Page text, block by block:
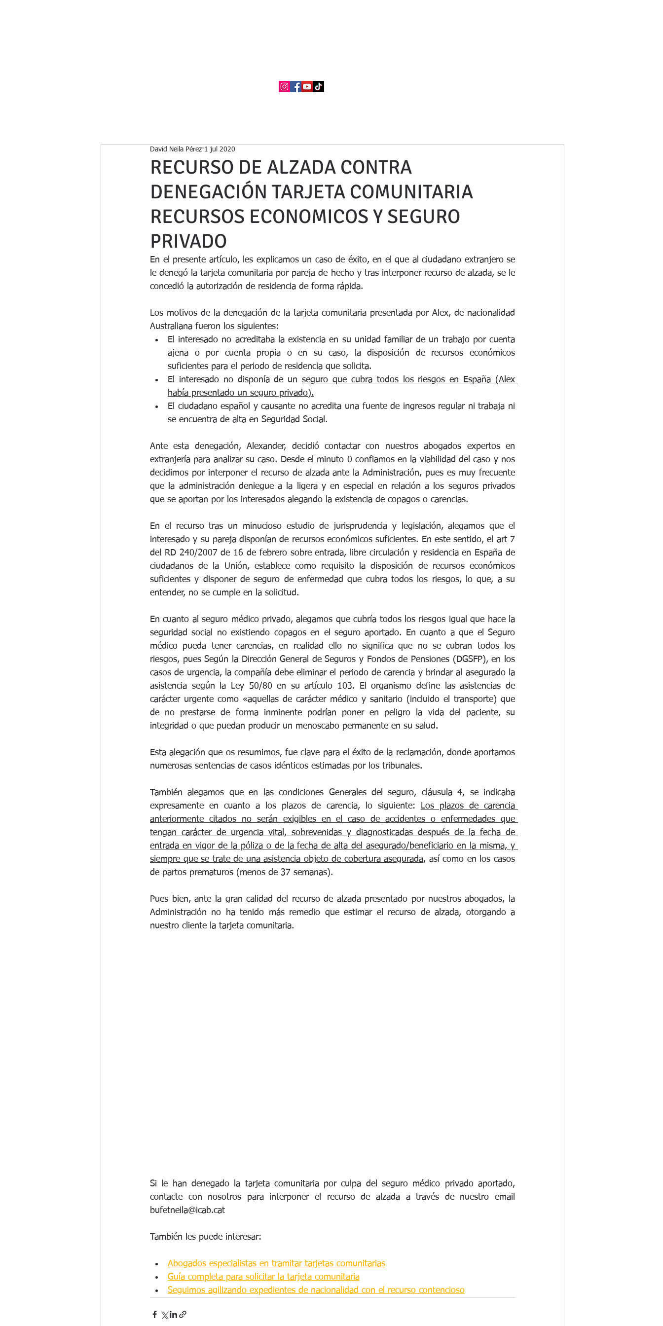
RECURSO DE ALZADA CONTRA
DENEGACIÓN TARJETA COMUNITARIA
RECURSOS ECONOMICOS Y SEGURO
PRIVADO
David Neila Pérez 1 jul 2020
En el presente artículo, les explicamos un caso de éxito, en el que al ciudadano extranjero se
le denegó la tarjeta comunitaria por pareja de hecho y tras interponer recurso de alzada, se le
concedió la autorización de residencia de forma rápida.
Los motivos de la denegación de la tarjeta comunitaria presentada por Alex, de nacionalidad
Australiana fueron los siguientes:
El interesado no acreditaba la existencia en su unidad familiar de un trabajo por cuenta
ajena o por cuenta propia o en su caso, la disposición de recursos económicos
suficientes para el periodo de residencia que solicita.
El interesado no disponía de un seguro que cubra todos los riesgos en España (Alex
había presentado un seguro privado).
El ciudadano español y causante no acredita una fuente de ingresos regular ni trabaja ni
se encuentra de alta en Seguridad Social.
Ante esta denegación, Alexander, decidió contactar con nuestros abogados expertos en
extranjería para analizar su caso. Desde el minuto 0 confiamos en la viabilidad del caso y nos
decidimos por interponer el recurso de alzada ante la Administración, pues es muy frecuente
que la administración deniegue a la ligera y en especial en relación a los seguros privados
que se aportan por los interesados alegando la existencia de copagos o carencias.
En el recurso tras un minucioso estudio de jurisprudencia y legislación, alegamos que el
interesado y su pareja disponían de recursos económicos suficientes. En este sentido, el art 7
del RD 240/2007 de 16 de febrero sobre entrada, libre circulación y residencia en España de
ciudadanos de la Unión, establece como requisito la disposición de recursos económicos
suficientes y disponer de seguro de enfermedad que cubra todos los riesgos, lo que, a su
entender, no se cumple en la solicitud.
En cuanto al seguro médico privado, alegamos que cubría todos los riesgos igual que hace la
seguridad social no existiendo copagos en el seguro aportado. En cuanto a que el Seguro
médico pueda tener carencias, en realidad ello no significa que no se cubran todos los
riesgos, pues Según la Dirección General de Seguros y Fondos de Pensiones (DGSFP), en los
casos de urgencia, la compañía debe eliminar el periodo de carencia y brindar al asegurado la
asistencia según la Ley 50/80 en su artículo 103. El organismo define las asistencias de
carácter urgente como «aquellas de carácter médico y sanitario (incluido el transporte) que
de no prestarse de forma inminente podrían poner en peligro la vida del paciente, su
integridad o que puedan producir un menoscabo permanente en su salud.
Esta alegación que os resumimos, fue clave para el éxito de la reclamación, donde aportamos
numerosas sentencias de casos idénticos estimadas por los tribunales.
También alegamos que en las condiciones Generales del seguro, cláusula 4, se indicaba
expresamente en cuanto a los plazos de carencia, lo siguiente:
Los plazos de carencia
anteriormente citados no serán exigibles en el caso de accidentes o enfermedades que
tengan carácter de urgencia vital, sobrevenidas y diagnosticadas después de la fecha de
entrada en vigor de la póliza o de la fecha de alta del asegurado/beneficiario en la misma, y
siempre que se trate de una asistencia objeto de cobertura asegurada, así como en los casos
de partos prematuros (menos de 37 semanas).
Pues bien, ante la gran calidad del recurso de alzada presentado por nuestros abogados, la
Administración no ha tenido más remedio que estimar el recurso de alzada, otorgando a
nuestro cliente la tarjeta comunitaria.
Si le han denegado la tarjeta comunitaria por culpa del seguro médico privado aportado,
contacte con nosotros para interponer el recurso de alzada a través de nuestro email
bufetneila@icab.cat
También les puede interesar:
Abogados especialistas en tramitar tarjetas comunitarias
Guía completa para solicitar la tarjeta comunitaria
Seguimos agilizando expedientes de nacionalidad con el recurso contencioso